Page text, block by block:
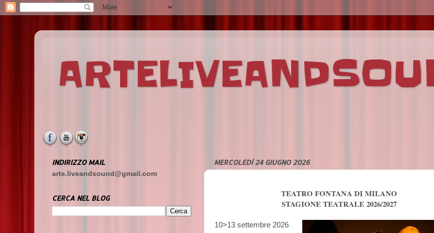
MERCOLEDÌ 24 GIUGNO 2026
TEATRO FONTANA DI MILANO
STAGIONE TEATRALE 2026/2027
10>13 settembre 2026
INDIRIZZO MAIL
arte.liveandsound@gmail.com
CERCA NEL BLOG